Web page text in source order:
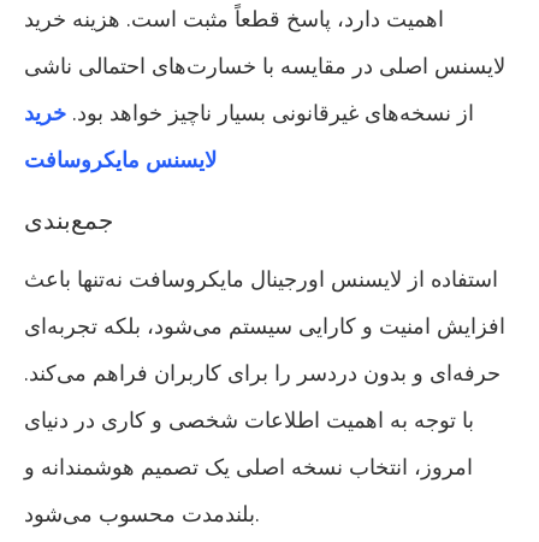
اهمیت دارد، پاسخ قطعاً مثبت است. هزینه خرید
لایسنس اصلی در مقایسه با خسارت‌های احتمالی ناشی
از نسخه‌های غیرقانونی بسیار ناچیز خواهد بود. خرید
لایسنس مایکروسافت
جمع‌بندی
استفاده از لایسنس اورجینال مایکروسافت نه‌تنها باعث
افزایش امنیت و کارایی سیستم می‌شود، بلکه تجربه‌ای
حرفه‌ای و بدون دردسر را برای کاربران فراهم می‌کند.
با توجه به اهمیت اطلاعات شخصی و کاری در دنیای
امروز، انتخاب نسخه اصلی یک تصمیم هوشمندانه و
بلندمدت محسوب می‌شود.